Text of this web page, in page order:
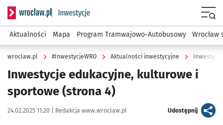
Serwis informacyjny wroclaw.pl podserwis:
Aktualności Mapa Program Tramwajowo-Autobusowy Wrocław
wroclaw.pl #InwestycjeWRO Aktualności inwestycyjne
Inwestycje edukacyjne, kulturowe i
sportowe (strona 4)
Data publikacji:
24.02.2025 11:20 | Autor:
Redakcja www.wroclaw.pl Udostępnijartykuł